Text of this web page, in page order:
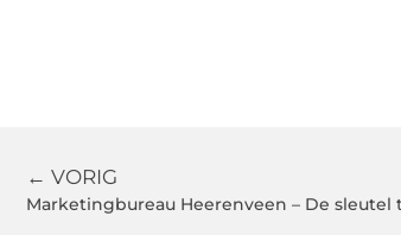
← VORIG
Marketingbureau Heerenveen – De